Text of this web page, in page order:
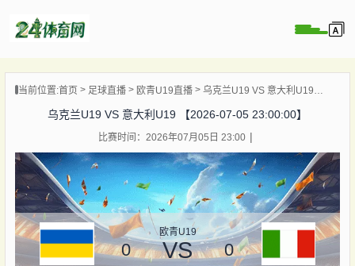
播
播
播
当前位置:首页 足球直播 欧青U19直播 乌克兰U19 VS 意大利U19 【2026-07-05 23:00:00】
乌克兰U19 VS 意大利U19 【2026-07-05 23:00:00】
比赛时间：2026年07月05日 23:00
欧青U19
0 VS 0